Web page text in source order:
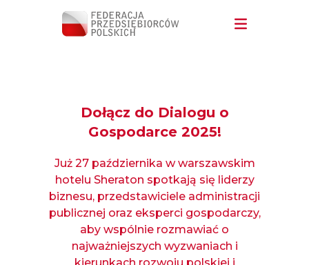
Dołącz do Dialogu o
Gospodarce 2025!
Już 27 października w warszawskim
hotelu Sheraton spotkają się liderzy
biznesu, przedstawiciele administracji
publicznej oraz eksperci gospodarczy,
aby wspólnie rozmawiać o
najważniejszych wyzwaniach i